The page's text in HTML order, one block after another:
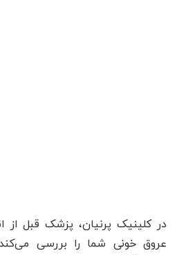
در کلینیک پرنیان، پزشک قبل از
عروق خونی شما را بررسی